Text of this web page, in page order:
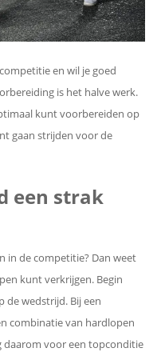
en wil je goed
is het halve werk.
kunt voorbereiden op
gaan strijden voor de
een strak
in de competitie? Dan weet
kunt verkrijgen. Begin
wedstrijd. Bij een
combinatie van hardlopen
daarom voor een topconditie